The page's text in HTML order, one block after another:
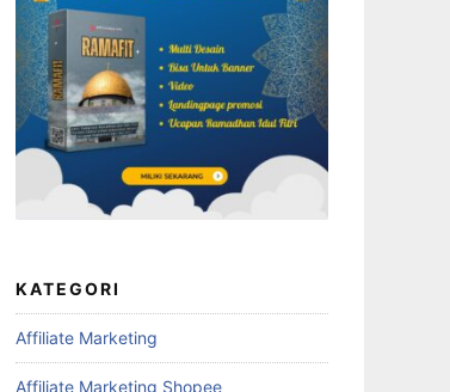
KATEGORI
Affiliate Marketing
Affiliate Marketing Shopee